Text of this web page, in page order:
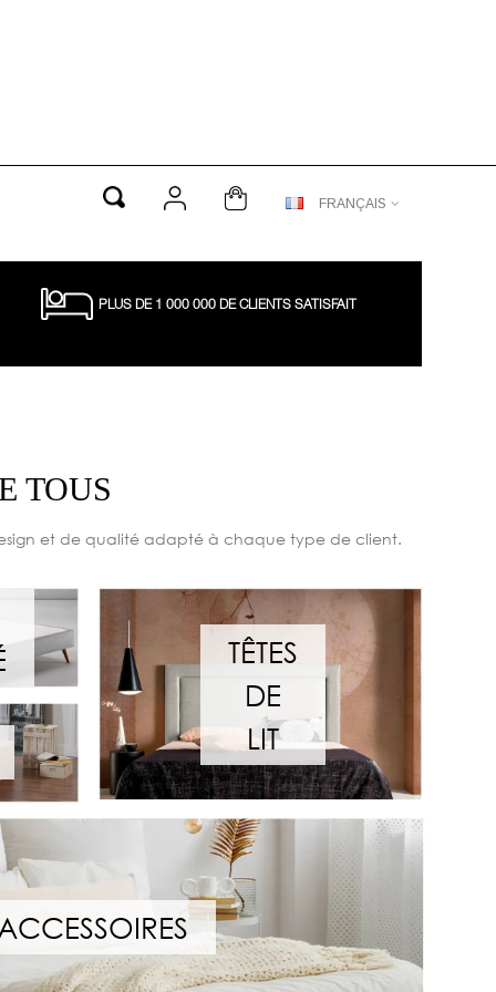
FRANÇAIS
PLUS DE 1 000 000 DE CLIENTS SATISFAIT
TOUS
et de qualité adapté à chaque type de client.
TÊTES
DE
LIT